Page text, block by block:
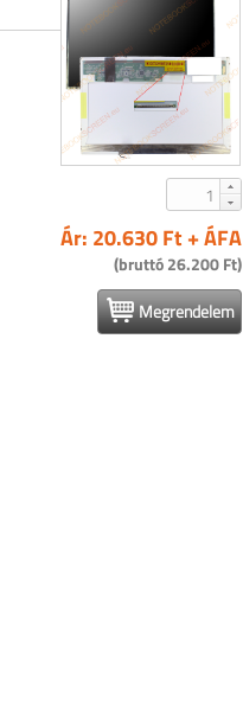
Ár: 20.630 Ft + ÁFA
(bruttó 26.200 Ft)
Megrendelem